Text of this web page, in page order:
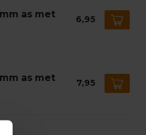
as met 6,95
as met 7,95